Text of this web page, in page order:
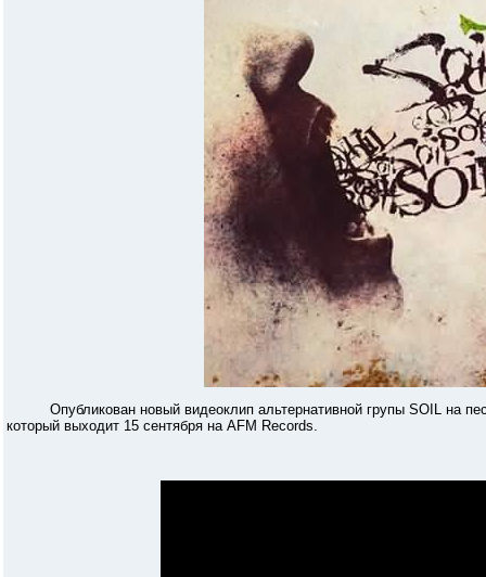
Опубликован новый видеоклип альтернативной групы SOIL на
который выходит 15 сентября на AFM Records.